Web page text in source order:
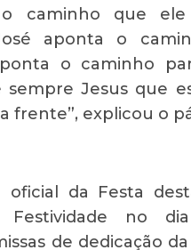
o caminho que ele
aponta o
o caminho
sempre Jesus que
frente”, explicou o
oficial da Festa
Festividade no
de dedicação